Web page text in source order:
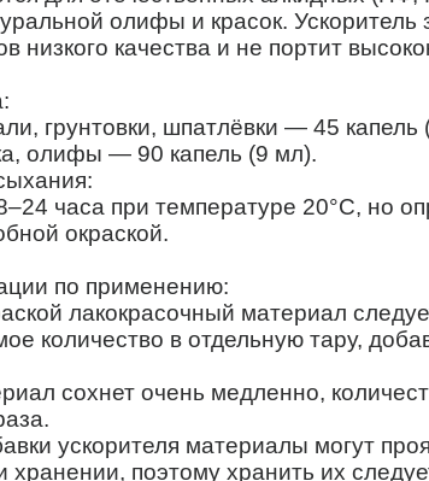
олифы и красок.
низкого качества и не портит
грунтовки, шпатлёвки — 45 капель
олифы — 90 капель (9 мл).
часа при температуре 20°С, но
окраской.
по применению:
лакокрасочный материал
количество в отдельную тару,
сохнет очень медленно,
ускорителя материалы могут
хранении, поэтому хранить их